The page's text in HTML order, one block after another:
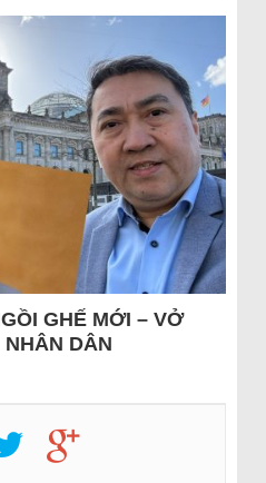
GHẾ MỚI – VỞ
DÂN